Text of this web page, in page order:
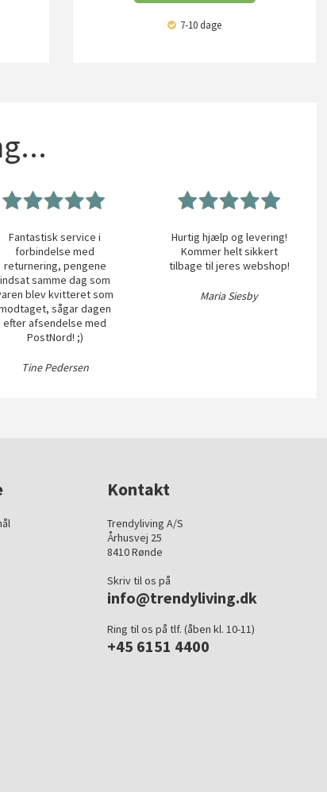
7-10 dage
Fantastisk service i
forbindelse med
returnering, pengene
indsat samme dag som
blev kvitteret som
sågar dagen
efter afsendelse med
PostNord! ;)
Tine Pedersen
Hurtig hjælp og levering!
Kommer helt sikkert
tilbage til jeres webshop!
Maria Siesby
Kontakt
Trendyliving A/S
Århusvej 25
8410 Rønde
Skriv til os på
info@trendyliving.dk
Ring til os på tlf. (åben kl. 10-11)
+45 6151 4400